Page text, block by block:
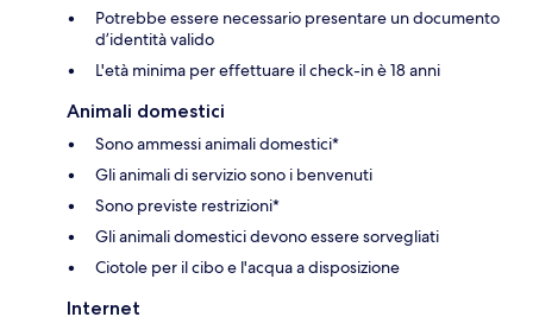
Potrebbe essere necessario presentare un documento
d’identità valido
L'età minima per effettuare il check-in è 18 anni
Animali domestici
Sono ammessi animali domestici*
Gli animali di servizio sono i benvenuti
Sono previste restrizioni*
Gli animali domestici devono essere sorvegliati
Ciotole per il cibo e l'acqua a disposizione
Internet